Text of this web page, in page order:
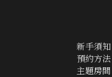
新手須知
預約方法
主題房間